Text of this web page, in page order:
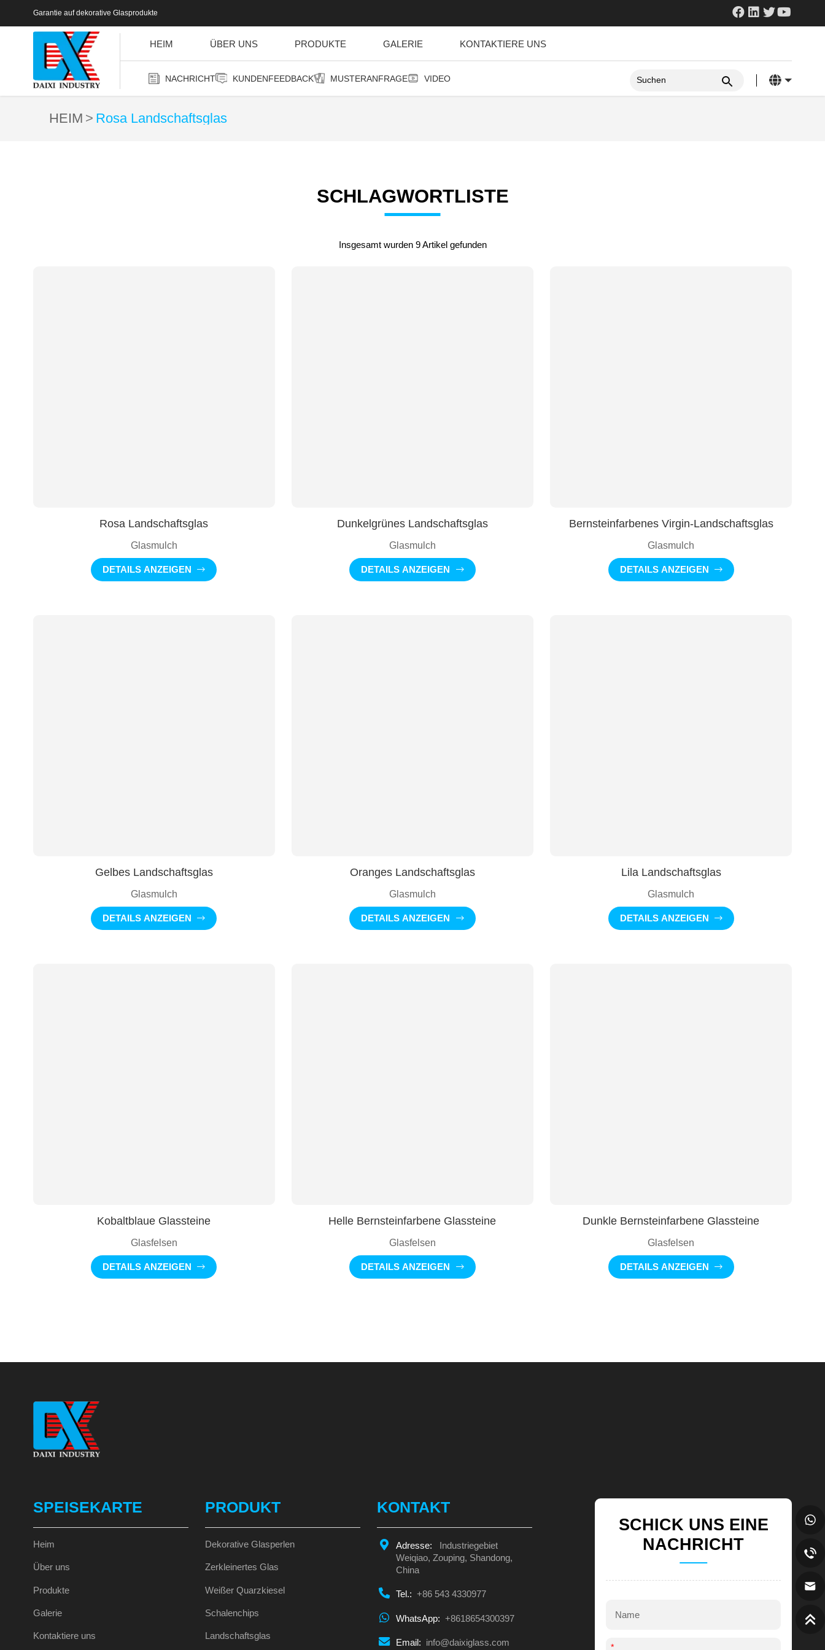
Garantie auf dekorative Glasprodukte
HEIM ÜBER UNS PRODUKTE GALERIE KONTAKTIERE UNS
NACHRICHT KUNDENFEEDBACK MUSTERANFRAGE VIDEO
HEIM Rosa Landschaftsglas
SCHLAGWORTLISTE
Insgesamt wurden 9 Artikel gefunden
Rosa Landschaftsglas
Glasmulch
DETAILS ANZEIGEN
Dunkelgrünes Landschaftsglas
Glasmulch
DETAILS ANZEIGEN
Bernsteinfarbenes Virgin-Landschaftsglas
Glasmulch
DETAILS ANZEIGEN
Gelbes Landschaftsglas
Glasmulch
DETAILS ANZEIGEN
Oranges Landschaftsglas
Glasmulch
DETAILS ANZEIGEN
Lila Landschaftsglas
Glasmulch
DETAILS ANZEIGEN
Kobaltblaue Glassteine
Glasfelsen
DETAILS ANZEIGEN
Helle Bernsteinfarbene Glassteine
Glasfelsen
DETAILS ANZEIGEN
Dunkle Bernsteinfarbene Glassteine
Glasfelsen
DETAILS ANZEIGEN
SPEISEKARTE
Heim
Über uns
Produkte
Galerie
Kontaktiere uns
PRODUKT
Dekorative Glasperlen
Zerkleinertes Glas
Weißer Quarzkiesel
Schalenchips
Landschaftsglas
KONTAKT
Adresse:
Industriegebiet
Weiqiao, Zouping, Shandong,
China
Tel.: +86 543 4330977
WhatsApp: +8618654300397
Email: info@daixiglass.com
SCHICK UNS EINE
NACHRICHT
*